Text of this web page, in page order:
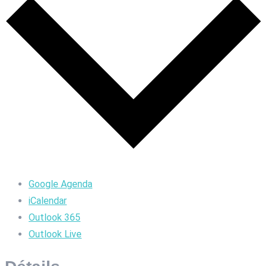
Google Agenda
iCalendar
Outlook 365
Outlook Live